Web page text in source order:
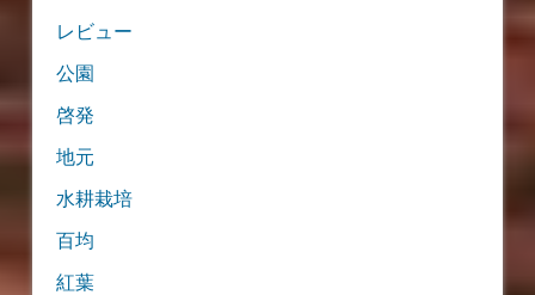
レビュー
公園
啓発
地元
水耕栽培
百均
紅葉